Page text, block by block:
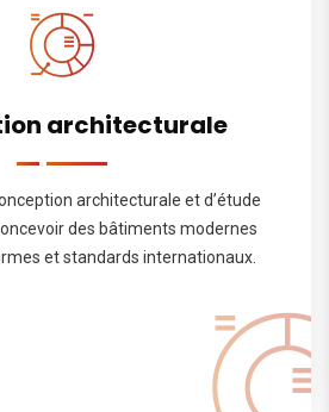
architecturale
architecturale et d’étude
des bâtiments modernes
et standards internationaux.